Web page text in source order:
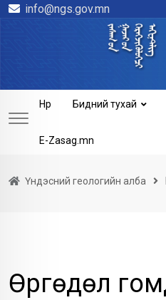
Skip info@ngs.gov.mn
Нүүр Бидний тухай
E-Zasag.mn
Үндэсний геологийн алба
Өргөдөл